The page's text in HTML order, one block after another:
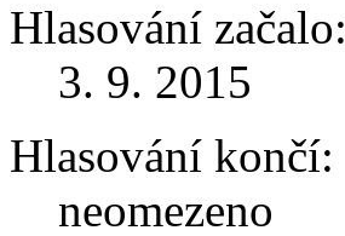
Hlasování začalo:
3. 9. 2015
Hlasování končí:
neomezeno